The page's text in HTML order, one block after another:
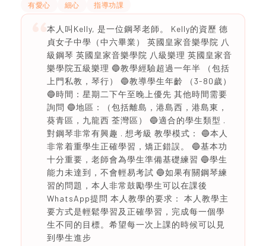
有愛心 細心 指導功課
本人叫Kelly, 是一位鋼琴老師。 Kelly的資歷 德
貞女子中學（中六畢業） 英國皇家音樂學院 八
級鋼琴 英國皇家音樂學院 八級樂理 英國皇家音
樂學院五級樂理 🔵教學經驗超過一年半 （包括
上門私教，琴行） 🔵教導學生年齡 （3-80歲）
🔵時間：星期二下午至晚上優先 其他時間需要
詢問 🔵地區：（包括離島，港島西，港島東，
葵青區，九龍西 荃灣區） 🔵適合的學生類型 .
對鋼琴非常有興趣 . 想考級 教學模式： 🔵本人
非常着重學生正確學習，矯正錯誤。 🔵基本功
十分重要，老師會為學生準備基礎練習 🔵學生
能力未達到，不會輕易考試 🔵如果有關鋼琴練
習的問題，本人非常鼓勵學生可以在課後
WhatsApp提問 本人教學的要求： 本人教學主
要方式是輕鬆學習及正確學習，完成每一個學
生不同的目標。希望每一次上課的時候可以見
到學生進步